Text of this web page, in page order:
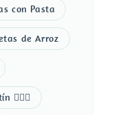
con Pasta
de Arroz
👩‍❤️‍👨